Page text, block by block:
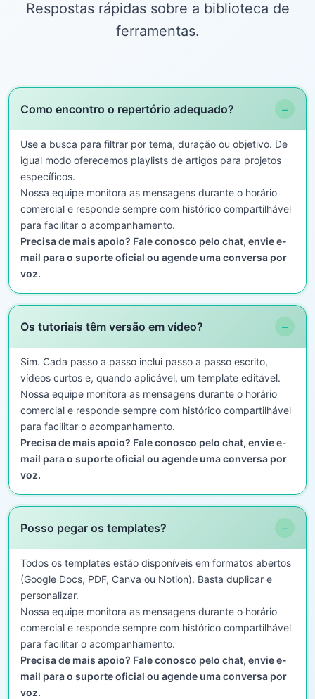
Respostas rápidas sobre a biblioteca de
ferramentas.
Como encontro o repertório adequado? −
Use a busca para filtrar por tema, duração ou objetivo. De
igual modo oferecemos playlists de artigos para projetos
específicos.
Nossa equipe monitora as mensagens durante o horário
comercial e responde sempre com histórico compartilhável
para facilitar o acompanhamento.
Precisa de mais apoio? Fale conosco pelo chat, envie e-
mail para o suporte oficial ou agende uma conversa por
voz.
Os tutoriais têm versão em vídeo? −
Sim. Cada passo a passo inclui passo a passo escrito,
vídeos curtos e, quando aplicável, um template editável.
Nossa equipe monitora as mensagens durante o horário
comercial e responde sempre com histórico compartilhável
para facilitar o acompanhamento.
Precisa de mais apoio? Fale conosco pelo chat, envie e-
mail para o suporte oficial ou agende uma conversa por
voz.
Posso pegar os templates? −
Todos os templates estão disponíveis em formatos abertos
(Google Docs, PDF, Canva ou Notion). Basta duplicar e
personalizar.
Nossa equipe monitora as mensagens durante o horário
comercial e responde sempre com histórico compartilhável
para facilitar o acompanhamento.
Precisa de mais apoio? Fale conosco pelo chat, envie e-
mail para o suporte oficial ou agende uma conversa por
voz.